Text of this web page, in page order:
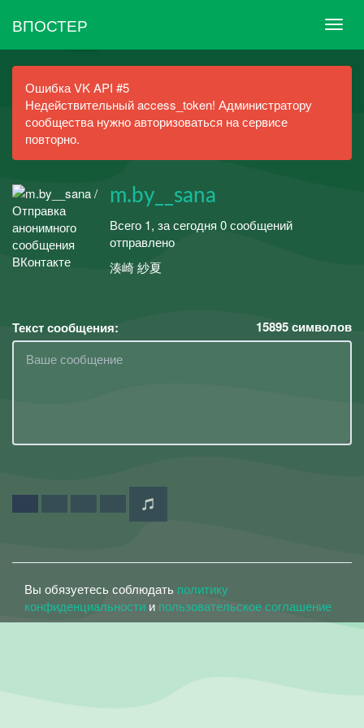
ВПОСТЕР
Ошибка VK API #5
Недействительный access_token! Администратору
сообщества нужно авторизоваться на сервисе
повторно.
m.by__sana
Всего 1, за сегодня 0 сообщений
отправлено
湊崎 紗夏
Текст сообщения: 15895символов
Вы обязуетесь соблюдать политику
конфиденциальности и пользовательское соглашение